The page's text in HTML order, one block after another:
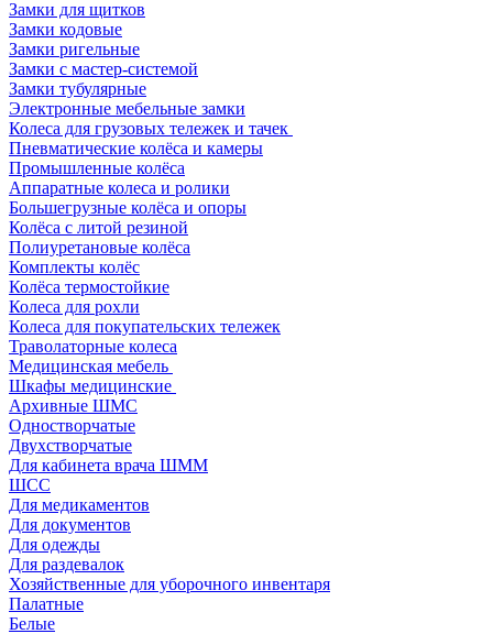
Замки для щитков
Замки кодовые
Замки ригельные
Замки с мастер-системой
Замки тубулярные
Электронные мебельные замки
Колеса для грузовых тележек и тачек
Пневматические колёса и камеры
Промышленные колёса
Аппаратные колеса и ролики
Большегрузные колёса и опоры
Колёса с литой резиной
Полиуретановые колёса
Комплекты колёс
Колёса термостойкие
Колеса для рохли
Колеса для покупательских тележек
Траволаторные колеса
Медицинская мебель
Шкафы медицинские
Архивные ШМС
Одностворчатые
Двухстворчатые
Для кабинета врача ШММ
ШСС
Для медикаментов
Для документов
Для одежды
Для раздевалок
Хозяйственные для уборочного инвентаря
Палатные
Белые